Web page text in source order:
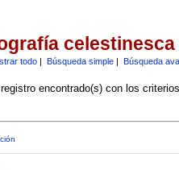
celestinesca
todo| Búsqueda simple| Búsqueda
encontrado(s) con los